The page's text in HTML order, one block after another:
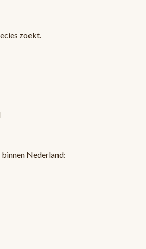
zoekt.
Nederland: